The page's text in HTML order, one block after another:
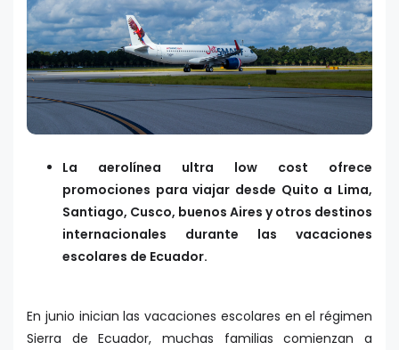
La aerolínea ultra low cost ofrece
promociones para viajar desde Quito a Lima,
Santiago, Cusco, buenos Aires y otros destinos
internacionales durante las vacaciones
escolares de Ecuador.
En junio inician las vacaciones escolares en el régimen
Sierra de Ecuador, muchas familias comienzan a